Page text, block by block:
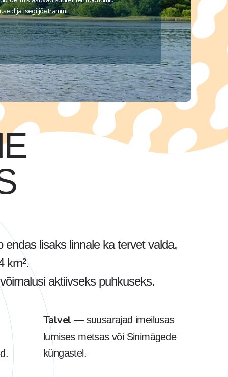
ja isegi jõetrammi.
lisaks linnale ka tervet valda,
km².
aktiivseks puhkuseks.
Talvel — suusarajad imeilusas
lumises metsas või Sinimägede
küngastel.